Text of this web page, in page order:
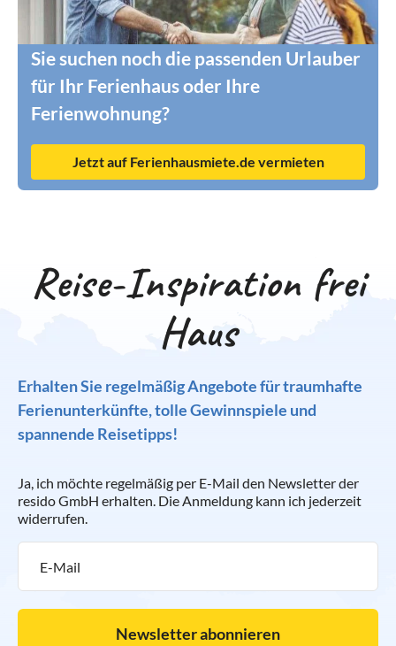
Sie suchen noch die passenden Urlauber
für Ihr Ferienhaus oder Ihre
Ferienwohnung?
Jetzt auf Ferienhausmiete.de vermieten
Reise-Inspiration frei
Haus
Erhalten Sie regelmäßig Angebote für traumhafte
Ferienunterkünfte, tolle Gewinnspiele und
spannende Reisetipps!
Ja, ich möchte regelmäßig per E-Mail den Newsletter der
resido GmbH erhalten. Die Anmeldung kann ich jederzeit
widerrufen.
Newsletter abonnieren